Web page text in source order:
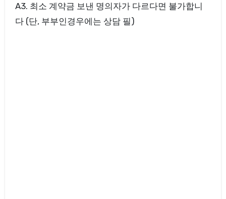
A3. 최소 계약금 보낸 명의자가 다르다면 불가합니
다 (단, 부부인경우에는 상담 필)